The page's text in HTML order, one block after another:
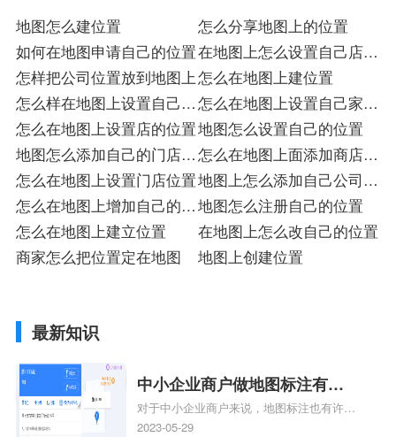
地图怎么建位置
怎么分享地图上的位置
如何在地图申请自己的位置在地图上怎么设置自己店的
位置
怎样把公司位置放到地图上怎么在地图上建位置
怎么样在地图上设置自己的
位置
怎么在地图上设置自己家的
位置
怎么在地图上设置店的位置地图怎么设置自己的位置
地图怎么添加自己的门店位
置
怎么在地图上面添加商店的
位置
怎么在地图上设置门店位置地图上怎么添加自己公司的
位置
怎么在地图上增加自己的位
置
地图怎么注册自己的位置
怎么在地图上建立位置
在地图上怎么改自己的位置
商家怎么把位置定在地图
地图上创建位置
最新知识
中小企业商户做地图标注有什
么好处
对于中小企业商户来说，地图标注也有许多
好处，包括：提高可见性和曝光率：通过在
2023-05-29